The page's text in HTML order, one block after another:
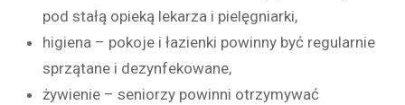
pod stałą opieką lekarza i pielęgniarki,
higiena – pokoje i łazienki powinny być regularnie
sprzątane i dezynfekowane,
żywienie – seniorzy powinni otrzymywać